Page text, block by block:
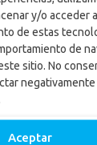
y/o acceder
de estas
de
sitio. No
negativamente
Aceptar